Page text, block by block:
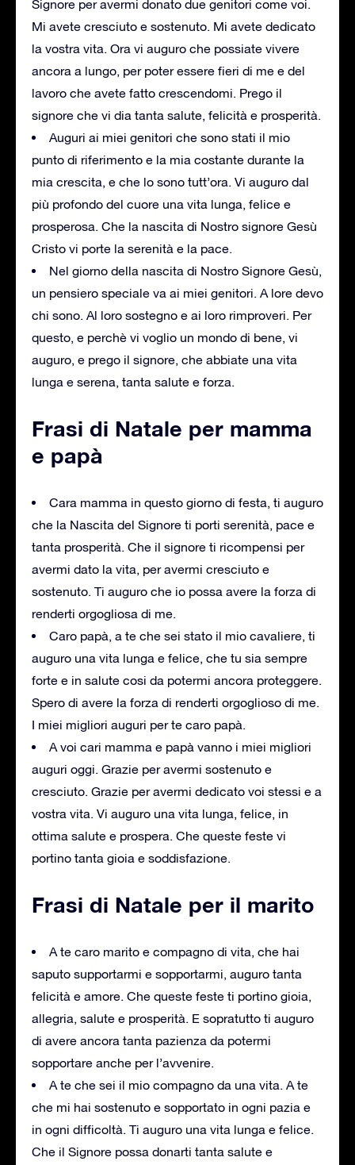
Signore per avermi donato due genitori come voi.
Mi avete cresciuto e sostenuto. Mi avete dedicato
la vostra vita. Ora vi auguro che possiate vivere
ancora a lungo, per poter essere fieri di me e del
lavoro che avete fatto crescendomi. Prego il
signore che vi dia tanta salute, felicità e prosperità.
Auguri ai miei genitori che sono stati il mio
punto di riferimento e la mia costante durante la
mia crescita, e che lo sono tutt’ora. Vi auguro dal
più profondo del cuore una vita lunga, felice e
prosperosa. Che la nascita di Nostro signore Gesù
Cristo vi porte la serenità e la pace.
Nel giorno della nascita di Nostro Signore Gesù,
un pensiero speciale va ai miei genitori. A lore devo
chi sono. Al loro sostegno e ai loro rimproveri. Per
questo, e perchè vi voglio un mondo di bene, vi
auguro, e prego il signore, che abbiate una vita
lunga e serena, tanta salute e forza.
Frasi di Natale per mamma
e papà
Cara mamma in questo giorno di festa, ti auguro
che la Nascita del Signore ti porti serenità, pace e
tanta prosperità. Che il signore ti ricompensi per
avermi dato la vita, per avermi cresciuto e
sostenuto. Ti auguro che io possa avere la forza di
renderti orgogliosa di me.
Caro papà, a te che sei stato il mio cavaliere, ti
auguro una vita lunga e felice, che tu sia sempre
forte e in salute cosi da potermi ancora proteggere.
Spero di avere la forza di renderti orgoglioso di me.
I miei migliori auguri per te caro papà.
A voi cari mamma e papà vanno i miei migliori
auguri oggi. Grazie per avermi sostenuto e
cresciuto. Grazie per avermi dedicato voi stessi e a
vostra vita. Vi auguro una vita lunga, felice, in
ottima salute e prospera. Che queste feste vi
portino tanta gioia e soddisfazione.
Frasi di Natale per il marito
A te caro marito e compagno di vita, che hai
saputo supportarmi e sopportarmi, auguro tanta
felicità e amore. Che queste feste ti portino gioia,
allegria, salute e prosperità. E sopratutto ti auguro
di avere ancora tanta pazienza da potermi
sopportare anche per l’avvenire.
A te che sei il mio compagno da una vita. A te
che mi hai sostenuto e sopportato in ogni pazia e
in ogni difficoltà. Ti auguro una vita lunga e felice.
Che il Signore possa donarti tanta salute e